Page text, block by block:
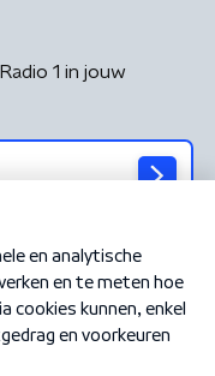
1 in jouw